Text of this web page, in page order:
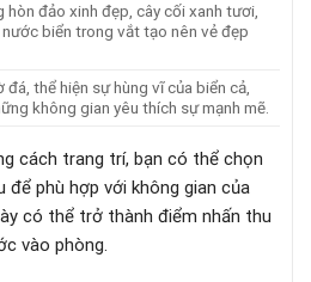
hòn đảo xinh đẹp, cây cối xanh tươi,
biển trong vắt tạo nên vẻ đẹp
đá, thể hiện sự hùng vĩ của biển cả,
không gian yêu thích sự mạnh mẽ.
cách trang trí, bạn có thể chọn
để phù hợp với không gian của
có thể trở thành điểm nhấn thu
vào phòng.